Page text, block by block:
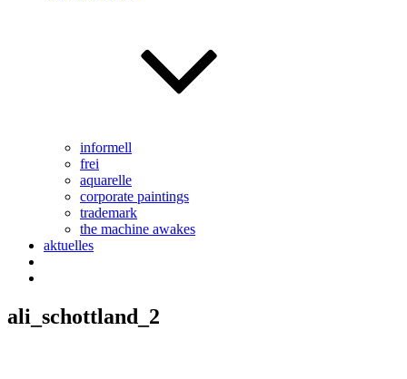
informell
frei
aquarelle
corporate paintings
trademark
the machine awakes
aktuelles
ali_schottland_2